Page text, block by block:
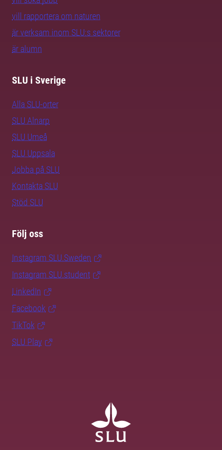
vill rapportera om naturen
är verksam inom SLU:s sektorer
är alumn
SLU i Sverige
Alla SLU-orter
SLU Alnarp
SLU Umeå
SLU Uppsala
Jobba på SLU
Kontakta SLU
Stöd SLU
Följ oss
Instagram SLU.Sweden
Instagram SLU.student
LinkedIn
Facebook
TikTok
SLU Play